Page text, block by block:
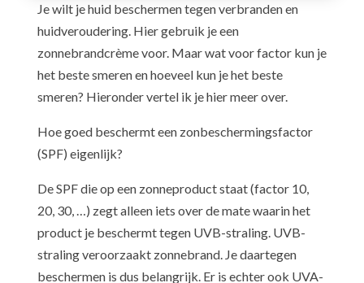
Je wilt je huid beschermen tegen verbranden en
huidveroudering. Hier gebruik je een
zonnebrandcrème voor. Maar wat voor factor kun je
het beste smeren en hoeveel kun je het beste
smeren? Hieronder vertel ik je hier meer over.
Hoe goed beschermt een zonbeschermingsfactor
(SPF) eigenlijk?
​​De SPF die op een zonneproduct staat (factor 10,
20, 30, …) zegt alleen iets over de mate waarin het
product je beschermt tegen UVB-straling. UVB-
straling veroorzaakt zonnebrand. Je daartegen
beschermen is dus belangrijk. Er is echter ook UVA-